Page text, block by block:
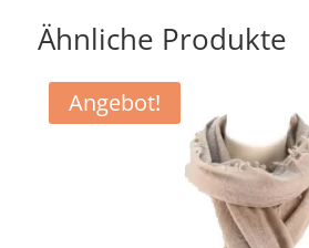
Ähnliche Produkte
Angebot!